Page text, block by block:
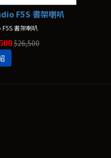
F5S 書架喇叭
書架喇叭
$26,500